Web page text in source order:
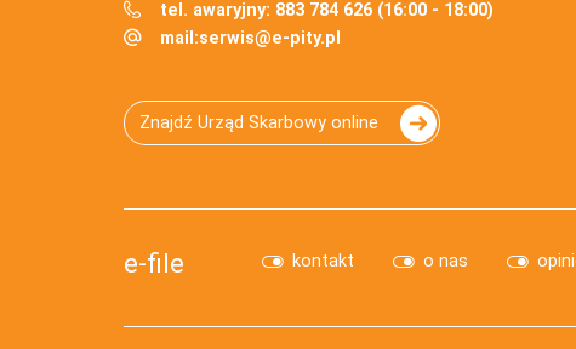
tel. awaryjny: 883 784 626 (16:00 - 18:00)
mail:serwis@e-pity.pl
Znajdź Urząd Skarbowy online
e-file kontakt o nas